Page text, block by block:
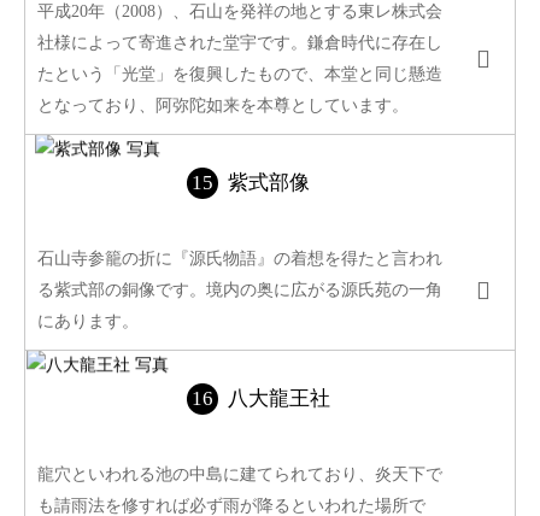
平成20年（2008）、石山を発祥の地とする東レ株式会
社様によって寄進された堂宇です。鎌倉時代に存在し
たという「光堂」を復興したもので、本堂と同じ懸造
となっており、阿弥陀如来を本尊としています。
紫式部像
石山寺参籠の折に『源氏物語』の着想を得たと言われ
る紫式部の銅像です。境内の奥に広がる源氏苑の一角
にあります。
八大龍王社
龍穴といわれる池の中島に建てられており、炎天下で
も請雨法を修すれば必ず雨が降るといわれた場所で